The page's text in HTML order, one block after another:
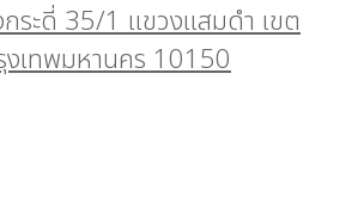
ระดี่ 35/1 แขวงแสมดำ เขต
งเทพมหานคร 10150